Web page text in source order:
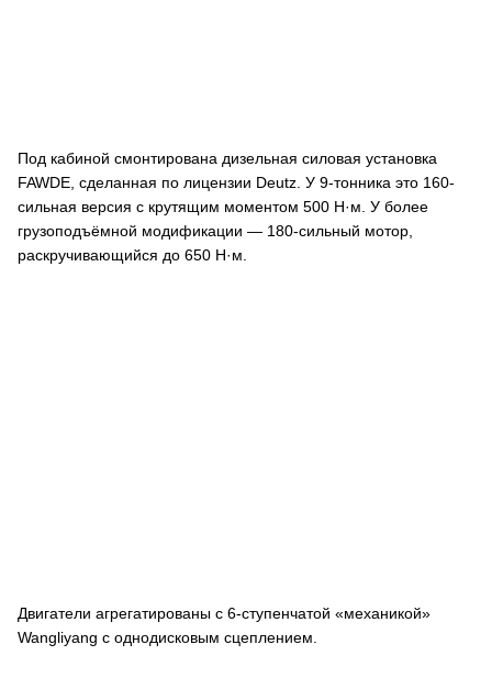
Под кабиной смонтирована дизельная силовая установка
FAWDE, сделанная по лицензии Deutz. У 9-тонника это 160-
сильная версия с крутящим моментом 500 Н·м. У более
грузоподъёмной модификации — 180-сильный мотор,
раскручивающийся до 650 Н·м.
Двигатели агрегатированы с 6-ступенчатой «механикой»
Wangliyang с однодисковым сцеплением.